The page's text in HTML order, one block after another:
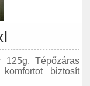
125g. Tépőzáras
biztosít